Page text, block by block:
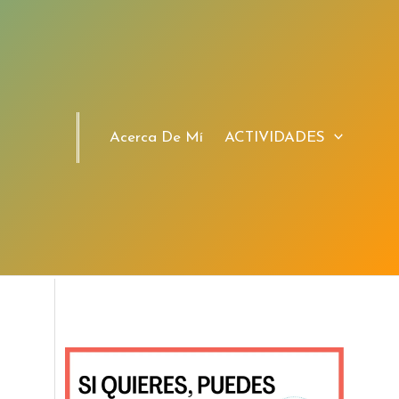
Acerca De Mí ACTIVIDADES